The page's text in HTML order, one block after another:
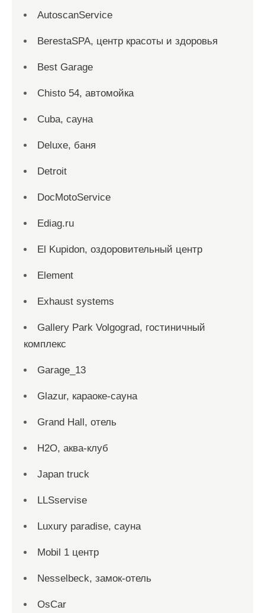
AutoscanService
BerestaSPA, центр красоты и здоровья
Best Garage
Chisto 54, автомойка
Cuba, сауна
Deluxe, баня
Detroit
DocMotoService
Ediag.ru
El Kupidon, оздоровительный центр
Element
Exhaust systems
Gallery Park Volgograd, гостиничный
комплекс
Garage_13
Glazur, караоке-сауна
Grand Hall, отель
H2O, аква-клуб
Japan truck
LLSservise
Luxury paradise, сауна
Mobil 1 центр
Nesselbeck, замок-отель
OsCar